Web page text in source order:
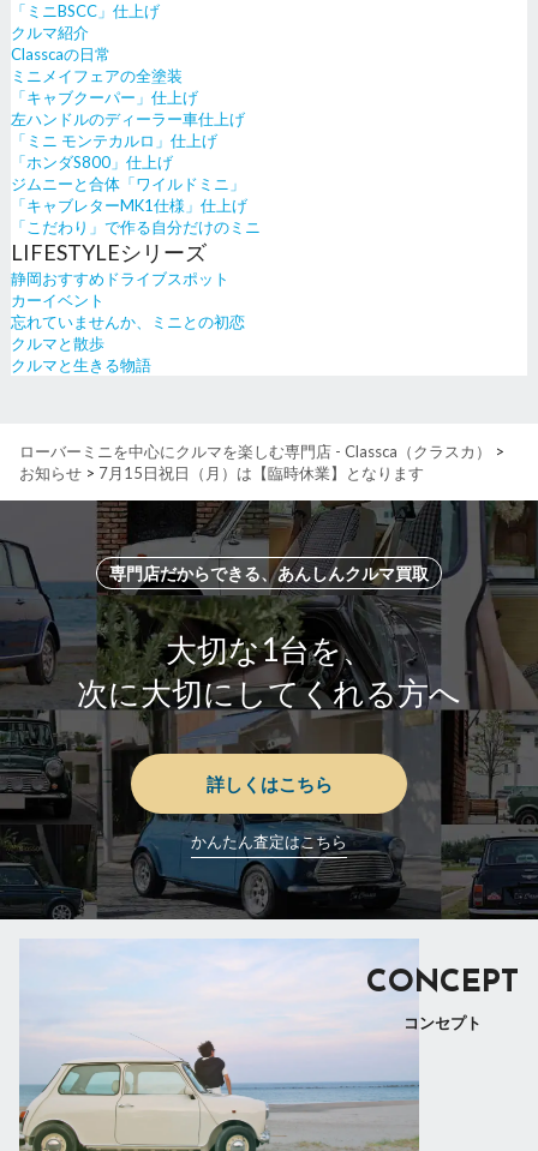
「ミニBSCC」仕上げ
クルマ紹介
Classcaの日常
ミニメイフェアの全塗装
「キャブクーパー」仕上げ
左ハンドルのディーラー車仕上げ
「ミニ モンテカルロ」仕上げ
「ホンダS800」仕上げ
ジムニーと合体「ワイルドミニ」
「キャブレターMK1仕様」仕上げ
「こだわり」で作る自分だけのミニ
LIFESTYLEシリーズ
静岡おすすめドライブスポット
カーイベント
忘れていませんか、ミニとの初恋
クルマと散歩
クルマと生きる物語
ローバーミニを中心にクルマを楽しむ専門店 - Classca（クラスカ）
>
お知らせ > 7月15日祝日（月）は【臨時休業】となります
専門店だからできる、あんしんクルマ買取
大切な1台を、
次に大切にしてくれる方へ
詳しくはこちら
かんたん査定はこちら
CONCEPT
コンセプト